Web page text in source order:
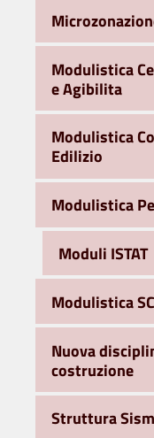
Modulistica
e Agibilita
Modulistica
Edilizio
Modulistica
Moduli ISTAT
Modulistica
Nuova
costruzione
Struttura